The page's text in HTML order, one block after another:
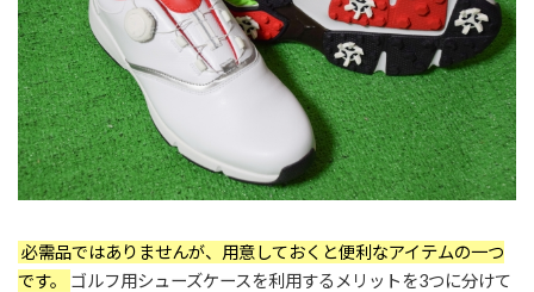
必需品ではありませんが、用意しておくと便利なアイテムの一つ
です。 ゴルフ用シューズケースを利用するメリットを3つに分けて